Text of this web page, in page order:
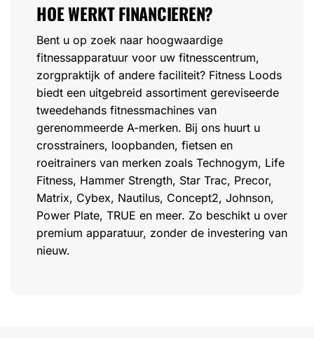
HOE WERKT FINANCIEREN?
Bent u op zoek naar hoogwaardige
fitnessapparatuur voor uw fitnesscentrum,
zorgpraktijk of andere faciliteit? Fitness Loods
biedt een uitgebreid assortiment gereviseerde
tweedehands fitnessmachines van
gerenommeerde A-merken. Bij ons huurt u
crosstrainers, loopbanden, fietsen en
roeitrainers van merken zoals Technogym, Life
Fitness, Hammer Strength, Star Trac, Precor,
Matrix, Cybex, Nautilus, Concept2, Johnson,
Power Plate, TRUE en meer. Zo beschikt u over
premium apparatuur, zonder de investering van
nieuw.